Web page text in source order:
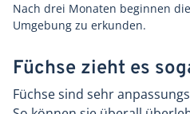
Nach drei Monaten beginnen
Umgebung zu erkunden.
Füchse zieht es
Füchse sind sehr